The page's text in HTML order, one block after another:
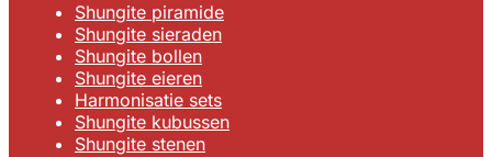
Shungite piramide
Shungite sieraden
Shungite bollen
Shungite eieren
Harmonisatie sets
Shungite kubussen
Shungite stenen